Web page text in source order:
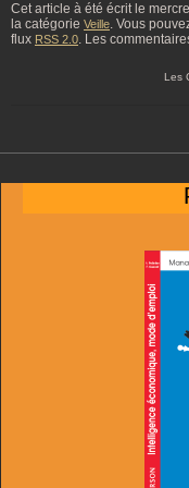
Cet article à été écrit le
la catégorie Veille. Vous
flux RSS 2.0. Les
Les